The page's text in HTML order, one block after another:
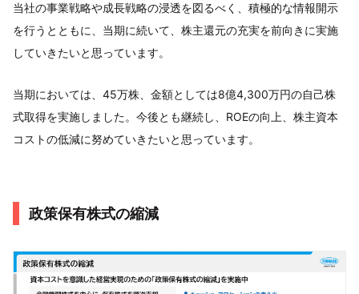
当社の事業戦略や成長戦略の浸透を図るべく、積極的な情報開示
を行うとともに、当期に続いて、株主還元の充実を前向きに実施
していきたいと思っています。
当期においては、45万株、金額としては8億4,300万円の自己株
式取得を実施しました。今後とも継続し、ROEの向上、株主資本
コストの低減に努めていきたいと思っています。
政策保有株式の縮減